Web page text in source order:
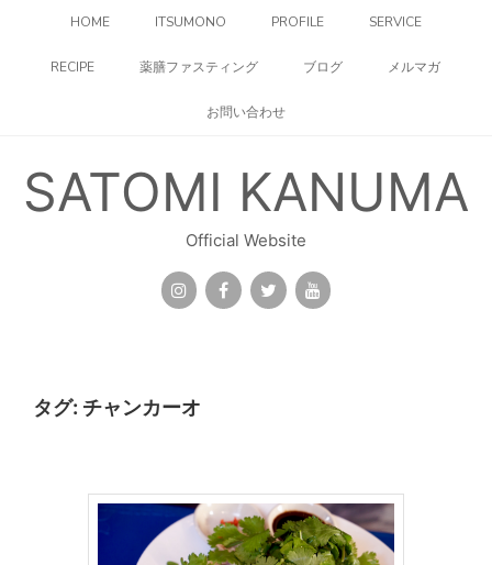
HOME ITSUMONO PROFILE SERVICE
RECIPE 薬膳ファスティング ブログ メルマガ
お問い合わせ
SATOMI KANUMA
Official Website
タグ: チャンカーオ